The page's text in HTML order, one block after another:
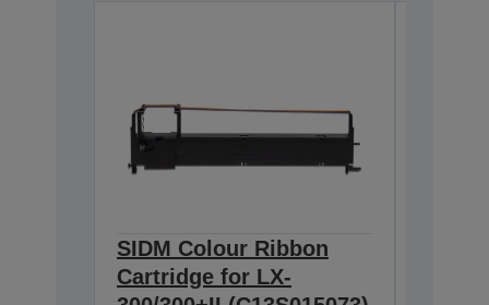
SIDM Colour Ribbon
Cartridge for LX-